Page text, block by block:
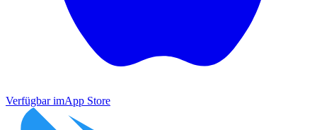
Verfügbar imApp Store